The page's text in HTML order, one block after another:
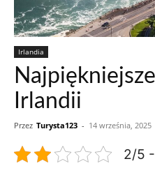
Irlandia
Irlandii
Przez Turysta123 - 14 września, 2025
2/5